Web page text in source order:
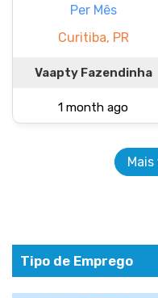
Per Mês
Curitiba, PR
Vaapty Fazendinha
1 month ago
Mais
Tipo de Emprego